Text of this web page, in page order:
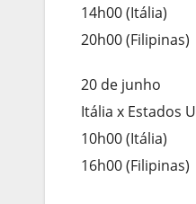
14h00 (Itália)
20h00 (Filipinas)
20 de junho
Itália x Estados
10h00 (Itália)
16h00 (Filipinas)